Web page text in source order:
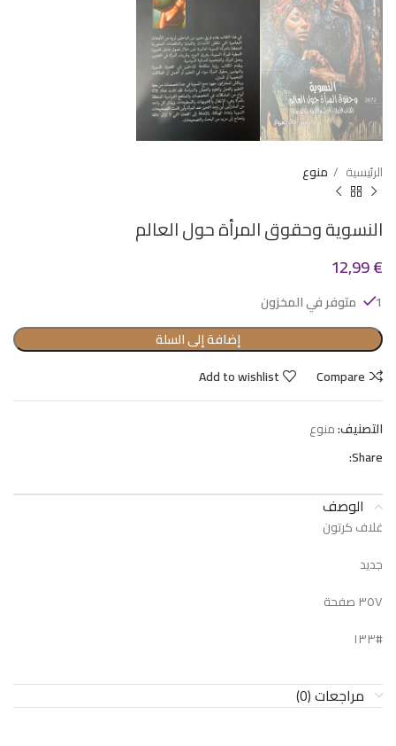
الرئيسية منوع
النسوية وحقوق المرأة حول العالم
12,99€
1 متوفر في المخزون
إضافة إلى السلة
Compare
Add to wishlist
التصنيف:منوع
Share:
الوصف
غلاف كرتون
جديد
٣٥٧ صفحة
#١٣٣
مراجعات (0)